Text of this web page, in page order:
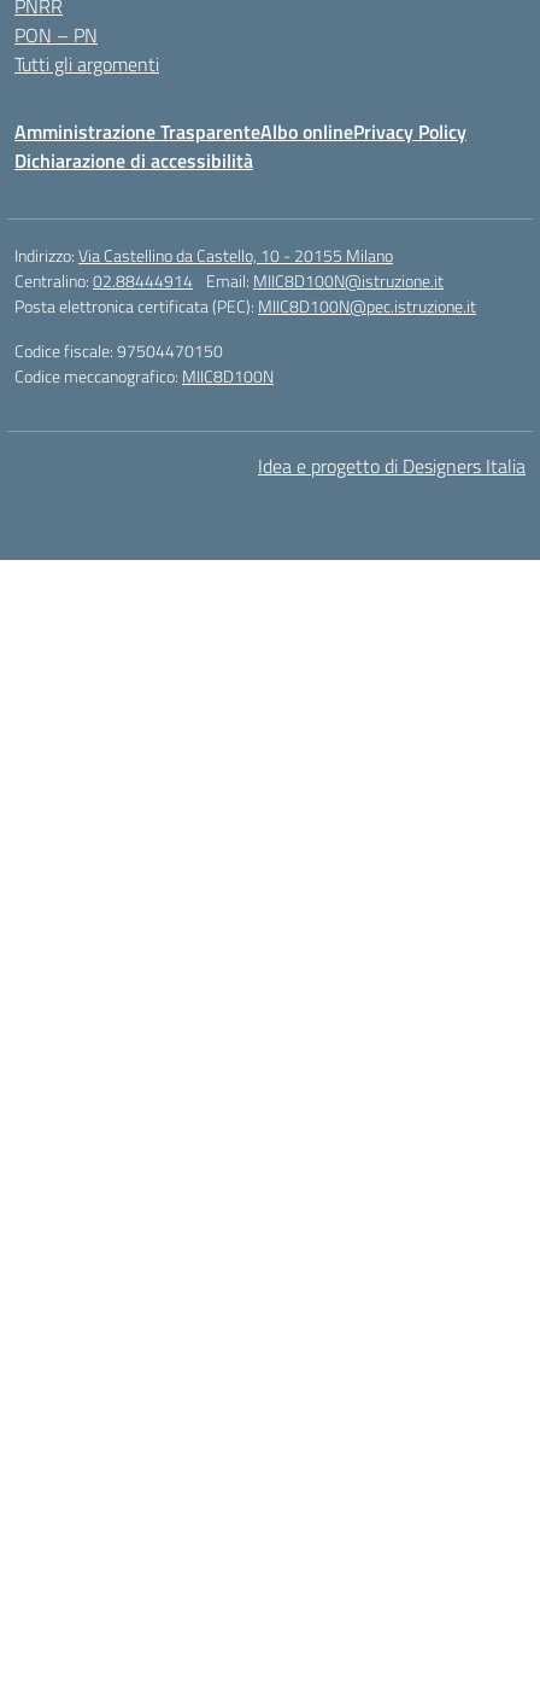
PNRR
PON – PN
Tutti gli argomenti
Amministrazione TrasparenteAlbo onlinePrivacy Policy
Dichiarazione di accessibilità
Indirizzo:Via Castellino da Castello, 10 - 20155 Milano
Centralino:02.88444914 Email: MIIC8D100N@istruzione.it
Posta elettronica certificata (PEC): MIIC8D100N@pec.istruzione.it
Codice fiscale: 97504470150
Codice meccanografico: MIIC8D100N
Idea e progetto di Designers Italia